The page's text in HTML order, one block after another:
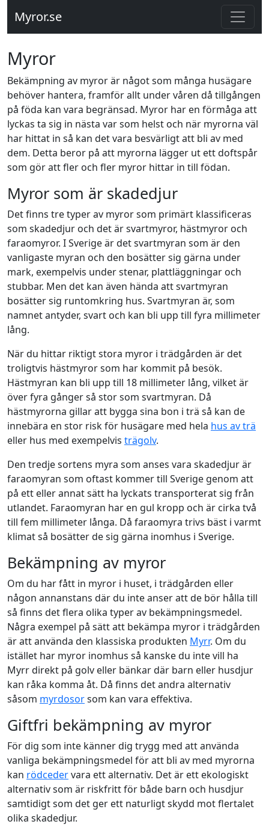
Myror.se
Myror
Bekämpning av myror är något som många husägare
behöver hantera, framför allt under våren då tillgången
på föda kan vara begränsad. Myror har en förmåga att
lyckas ta sig in nästa var som helst och när myrorna väl
har hittat in så kan det vara besvärligt att bli av med
dem. Detta beror på att myrorna lägger ut ett doftspår
som gör att fler och fler myror hittar in till födan.
Myror som är skadedjur
Det finns tre typer av myror som primärt klassificeras
som skadedjur och det är svartmyror, hästmyror och
faraomyror. I Sverige är det svartmyran som är den
vanligaste myran och den bosätter sig gärna under
mark, exempelvis under stenar, plattläggningar och
stubbar. Men det kan även hända att svartmyran
bosätter sig runtomkring hus. Svartmyran är, som
namnet antyder, svart och kan bli upp till fyra millimeter
lång.
När du hittar riktigt stora myror i trädgården är det
troligtvis hästmyror som har kommit på besök.
Hästmyran kan bli upp till 18 millimeter lång, vilket är
över fyra gånger så stor som svartmyran. Då
hästmyrorna gillar att bygga sina bon i trä så kan de
innebära en stor risk för husägare med hela hus av trä
eller hus med exempelvis trägolv.
Den tredje sortens myra som anses vara skadedjur är
faraomyran som oftast kommer till Sverige genom att
på ett eller annat sätt ha lyckats transporterat sig från
utlandet. Faraomyran har en gul kropp och är cirka två
till fem millimeter långa. Då faraomyra trivs bäst i varmt
klimat så bosätter de sig gärna inomhus i Sverige.
Bekämpning av myror
Om du har fått in myror i huset, i trädgården eller
någon annanstans där du inte anser att de bör hålla till
så finns det flera olika typer av bekämpningsmedel.
Några exempel på sätt att bekämpa myror i trädgården
är att använda den klassiska produkten Myrr. Om du
istället har myror inomhus så kanske du inte vill ha
Myrr direkt på golv eller bänkar där barn eller husdjur
kan råka komma åt. Då finns det andra alternativ
såsom myrdosorsom kan vara effektiva.
Giftfri bekämpning av myror
För dig som inte känner dig trygg med att använda
vanliga bekämpningsmedel för att bli av med myrorna
kan rödcedervara ett alternativ. Det är ett ekologiskt
alternativ som är riskfritt för både barn och husdjur
samtidigt som det ger ett naturligt skydd mot flertalet
olika skadedjur.